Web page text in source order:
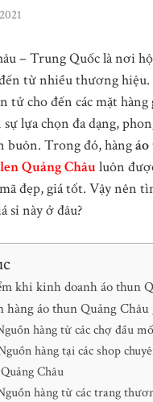
– Trung Quốc là nơi
từ nhiều thương
tử cho đến các mặt hàng
sự lựa chọn đa dạng,
buôn. Trong đó, hàng
Quảng Châuluôn
đẹp, giá tốt. Vậy nên
sỉ này ở đâu?
khi kinh doanh áo thun
hàng áo thun Quảng
hàng từ các chợ đầu
hàng tại các shop
Châu
hàng từ các trang